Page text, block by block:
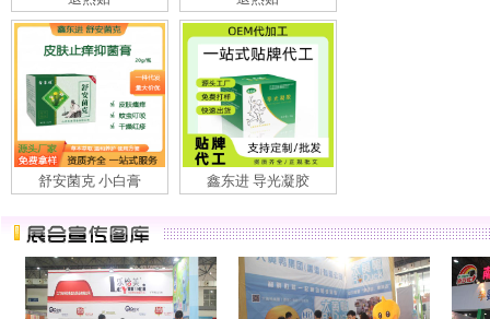
舒安菌克 小白膏 鑫东进 导光凝胶